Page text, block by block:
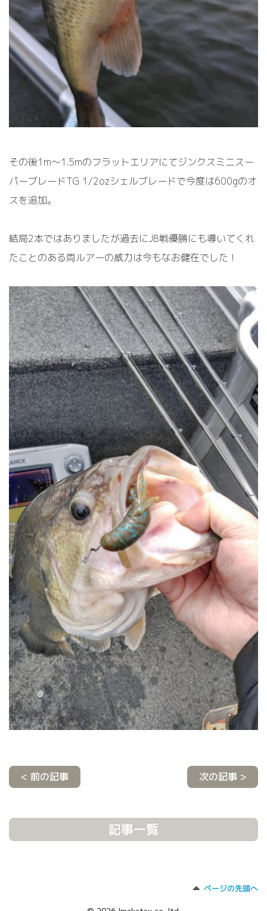
その後1m～1.5mのフラットエリアにてジンクスミニスー
パーブレードTG 1/2ozシェルブレードで今度は600gのオ
スを追加。
結局2本ではありましたが過去にJB戦優勝にも導いてくれ
たことのある両ルアーの威力は今もなお健在でした！
< 前の記事 次の記事 >
記事一覧
ページの先頭へ